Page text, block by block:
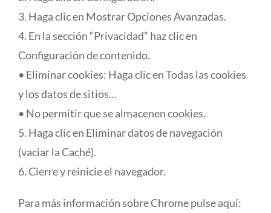
3. Haga clic en Mostrar Opciones Avanzadas.
4. En la sección “Privacidad” haz clic en
Configuración de contenido.
• Eliminar cookies: Haga clic en Todas las cookies
y los datos de sitios…
• No permitir que se almacenen cookies.
5. Haga clic en Eliminar datos de navegación
(vaciar la Caché).
6. Cierre y reinicie el navegador.
Para más información sobre Chrome pulse aquí: